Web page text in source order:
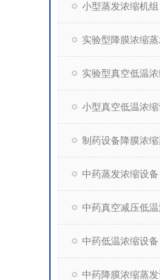
小型蒸发浓缩机组
实验型降膜浓缩
实验型真空低温
小型真空低温浓
制药设备降膜浓
中药蒸发浓缩设备
中药真空减压低
中药低温浓缩设备
中药降膜浓缩蒸